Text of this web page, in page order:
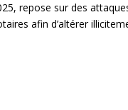
repose sur des
afin d’altérer